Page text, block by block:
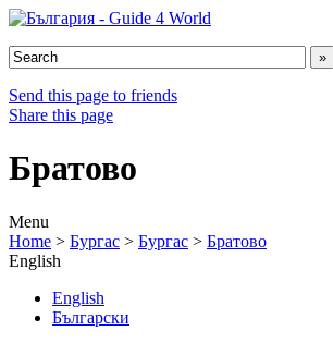
Send this page to friends
Share this page
Братово
Menu
Home > Бургас > Бургас > Братово
English
English
Български